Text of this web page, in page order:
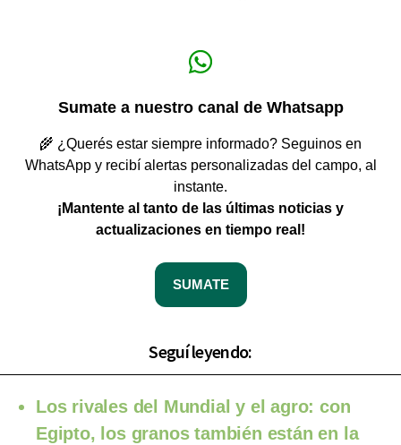
Sumate a nuestro canal de Whatsapp
🌾 ¿Querés estar siempre informado? Seguinos en
WhatsApp y recibí alertas personalizadas del campo, al
instante.
¡Mantente al tanto de las últimas noticias y
actualizaciones en tiempo real!
SUMATE
Seguí leyendo:
Los rivales del Mundial y el agro: con
Egipto, los granos también están en la